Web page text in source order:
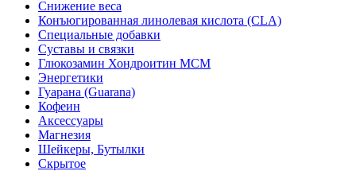
Снижение веса
Конъюгированная линолевая кислота (CLA)
Специальные добавки
Суставы и связки
Глюкозамин Хондроитин МСМ
Энергетики
Гуарана (Guarana)
Кофеин
Аксессуары
Магнезия
Шейкеры, Бутылки
Скрытое